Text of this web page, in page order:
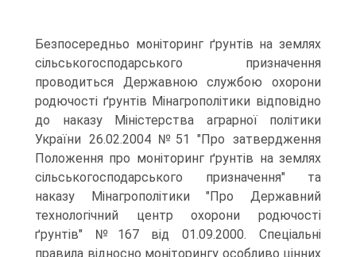
Безпосередньо моніторинг ґрунтів на землях
сільськогосподарського призначення
проводиться Державною службою охорони
родючості ґрунтів Мінагрополітики відповідно
до наказу Міністерства аграрної політики
України 26.02.2004 №51 "Про затвердження
Положення про моніторинг ґрунтів на зем­лях
сільськогосподарського призначення" та
наказу Мінагрополітики "Про Державний
технологічний центр охорони родючості
ґрунтів" №167 від 01.09.2000. Спеціальні
правила відносно моніторингу особливо цінних